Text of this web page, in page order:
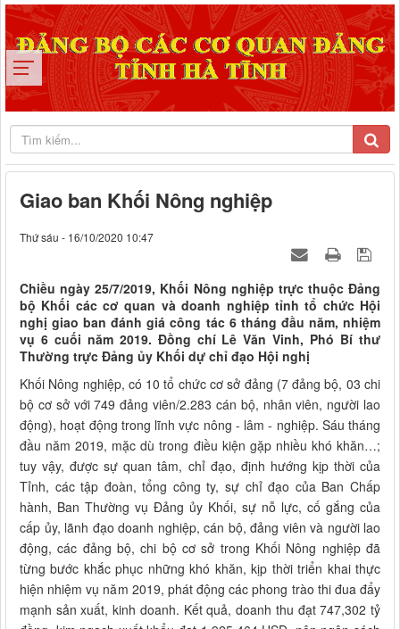
Giao ban Khối Nông nghiệp
Thứ sáu - 16/10/2020 10:47
Chiều ngày 25/7/2019, Khối Nông nghiệp trực thuộc Đảng
bộ Khối các cơ quan và doanh nghiệp tỉnh tổ chức Hội
nghị giao ban đánh giá công tác 6 tháng đầu năm, nhiệm
vụ 6 cuối năm 2019. Đồng chí Lê Văn Vinh, Phó Bí thư
Thường trực Đảng ủy Khối dự chỉ đạo Hội nghị
Khối Nông nghiệp, có 10 tổ chức cơ sở đảng (7 đảng bộ, 03 chi
bộ cơ sở với 749 đảng viên/2.283 cán bộ, nhân viên, người lao
động), hoạt động trong lĩnh vực nông - lâm - nghiệp. Sáu tháng
đầu năm 2019, mặc dù trong điều kiện gặp nhiều khó khăn…;
tuy vậy, được sự quan tâm, chỉ đạo, định hướng kịp thời của
Tỉnh, các tập đoàn, tổng công ty, sự chỉ đạo của Ban Chấp
hành, Ban Thường vụ Đảng ủy Khối, sự nỗ lực, cố gắng của
cấp ủy, lãnh đạo doanh nghiệp, cán bộ, đảng viên và người lao
động, các đảng bộ, chi bộ cơ sở trong Khối Nông nghiệp đã
từng bước khắc phục những khó khăn, kịp thời triển khai thực
hiện nhiệm vụ năm 2019, phát động các phong trào thi đua đẩy
mạnh sản xuất, kinh doanh. Kết quả, doanh thu đạt 747,302 tỷ